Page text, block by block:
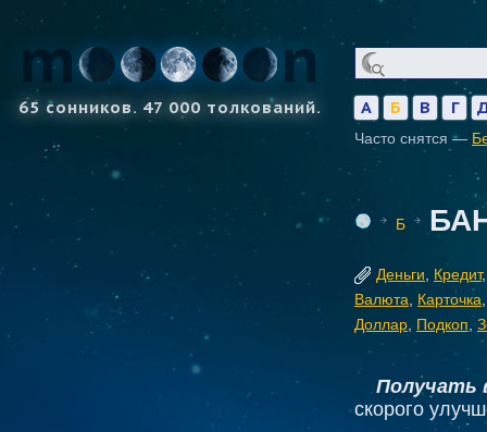
65 сонников. 47 000 толкований. А Б В Г
Часто снятся —
Б
Деньги Кредит
Валюта
Карточка
Доллар Подкоп
Получать
скорого